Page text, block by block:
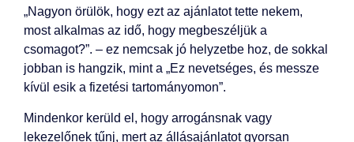
„Nagyon örülök, hogy ezt az ajánlatot tette nekem,
most alkalmas az idő, hogy megbeszéljük a
csomagot?”. – ez nemcsak jó helyzetbe hoz, de sokkal
jobban is hangzik, mint a „Ez nevetséges, és messze
kívül esik a fizetési tartományomon”.
Mindenkor kerüld el, hogy arrogánsnak vagy
lekezelőnek tűnj, mert az állásajánlatot gyorsan